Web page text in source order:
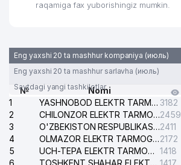
raqamiga fax yuborishingiz mumkin.
Eng yaxshi 20 ta mashhur kompaniya (июль)
Eng yaxshi 20 ta mashhur sarlavha (июль)
Saytdagi yangi tashkilotlar
№
Nomi
1
YASHNOBOD ELEKTR TARMOG'I NOSOZLIKLARI XIZMATI 3182
2
CHILONZOR ELEKTR TARMOG'I NOSOZLIK XIZMATI2459
3
O'ZBEKISTON RESPUBLIKASI BOSH PROKURATURASI ISHONCH TELEFONI2411
4
OLMAZOR ELEKTR TARMOG'I NOSOZLIKLARI XIZMATI2172
5
UCH-TEPA ELEKTR TARMOG'I NOSOZLIKLARI XIZMATI 1418
6
TOSHKENT SHAHAR ELEKTR TARMOQLARI KORXONASI AJ 1417